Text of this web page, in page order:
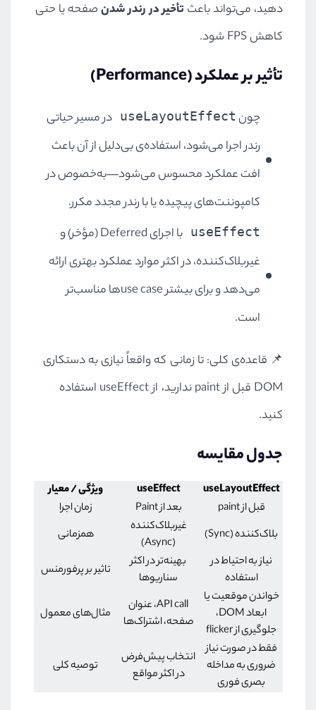
دهید، می‌تواند باعث تأخیر در رندر شدنصفحه یا حتی
کاهش FPS شود.
تأثیر بر عملکرد (Performance)
چون useLayoutEffect در مسیر حیاتی
رندر اجرا می‌شود، استفاده‌ی بی‌دلیل از آن باعث
افت عملکرد محسوس می‌شود—به‌خصوص در
کامپوننت‌های پیچیده یا با رندر مجدد مکرر.
useEffect
با اجرای Deferred (مؤخر) و
غیربلاک‌کننده، در اکثر موارد عملکرد بهتری ارائه
می‌دهد و برای بیشتر use caseها مناسب‌تر
است.
📌 قاعده‌ی کلی: تا زمانی که واقعاً نیازی به دستکاری
DOM قبل از paint ندارید، از useEffect استفاده
کنید.
جدول مقایسه
useLayoutEffect
useEffect
ویژگی / معیار
قبل از paint
بعد از Paint
زمان اجرا
بلاک‌کننده (Sync)
غیربلاک‌کننده
(Async)
همزمانی
نیاز به احتیاط در
استفاده
بهینه‌تر در اکثر
سناریوها
تاثیر بر پرفورمنس
خواندن موقعیت یا
ابعاد DOM،
جلوگیری از flicker
API call، عنوان
صفحه، اشتراک‌ها
مثال‌های معمول
فقط در صورت نیاز
ضروری به مداخله
بصری فوری
انتخاب پیش‌فرض
در اکثر مواقع
توصیه کلی